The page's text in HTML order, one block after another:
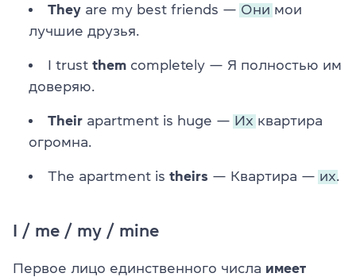
They are my best friends — Они мои
лучшие друзья.
I trust them completely — Я полностью им
доверяю.
Their apartment is huge — Их квартира
огромна.
The apartment is theirs — Квартира — их.
I / me / my / mine
Первое лицо единственного числа имеет